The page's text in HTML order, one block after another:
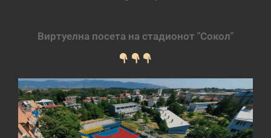
Виртуелна посета на стадионот "Сокол"